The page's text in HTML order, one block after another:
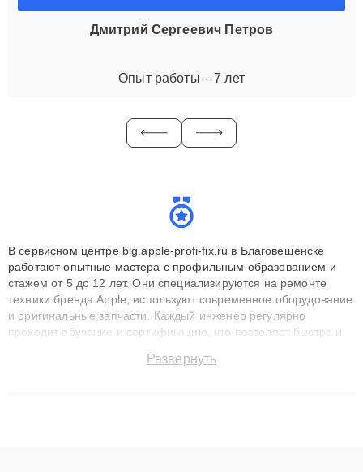
Дмитрий Сергеевич Петров
Опыт работы – 7 лет
В сервисном центре blg.apple-profi-fix.ru в Благовещенске
работают опытные мастера с профильным образованием и
стажем от 5 до 12 лет. Они специализируются на ремонте
техники бренда Apple, используют современное оборудование
и оригинальные запчасти. Каждый инженер регулярно
проходит обучение и сертификацию, что позволяет быстро и
сохранением гарантии до 3 лет. Наши мастера решают
Развернуть